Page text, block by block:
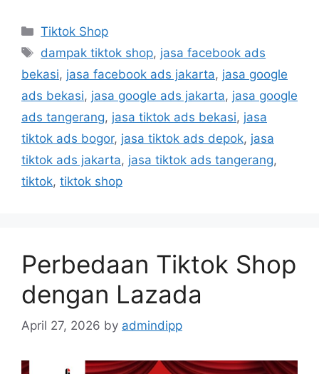
Tiktok Shop
dampak tiktok shop, jasa facebook ads
bekasi, jasa facebook ads jakarta, jasa google
ads bekasi, jasa google ads jakarta, jasa google
ads tangerang, jasa tiktok ads bekasi, jasa
tiktok ads bogor, jasa tiktok ads depok, jasa
tiktok ads jakarta, jasa tiktok ads tangerang,
tiktok, tiktok shop
Perbedaan Tiktok Shop
dengan Lazada
April 27, 2026 by admindipp